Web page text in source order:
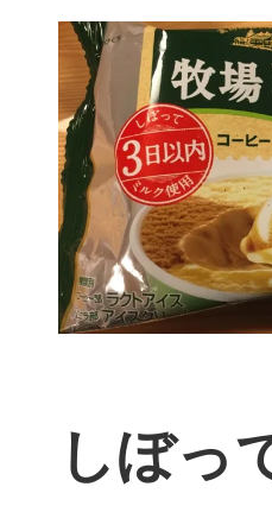
しぼっ